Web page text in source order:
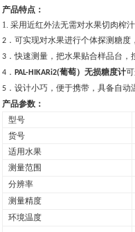
产品特点：
1. 采用近红外法无需对水果切肉榨
2 ． 可实现对水果进行个体探测糖度
3 ．快速测量，把水果贴合样品台，
4 ． PAL-HIKARi2(葡萄）无损糖度计
5 ． 设计小巧，便于携带，具备自动
产品参数：
型号
货号
适用水果
测量范围
分辨率
测量精度
环境温度